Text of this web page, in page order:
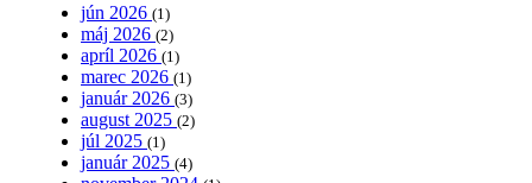
jún 2026 (1)
máj 2026 (2)
apríl 2026 (1)
marec 2026 (1)
január 2026 (3)
august 2025 (2)
júl 2025 (1)
január 2025 (4)